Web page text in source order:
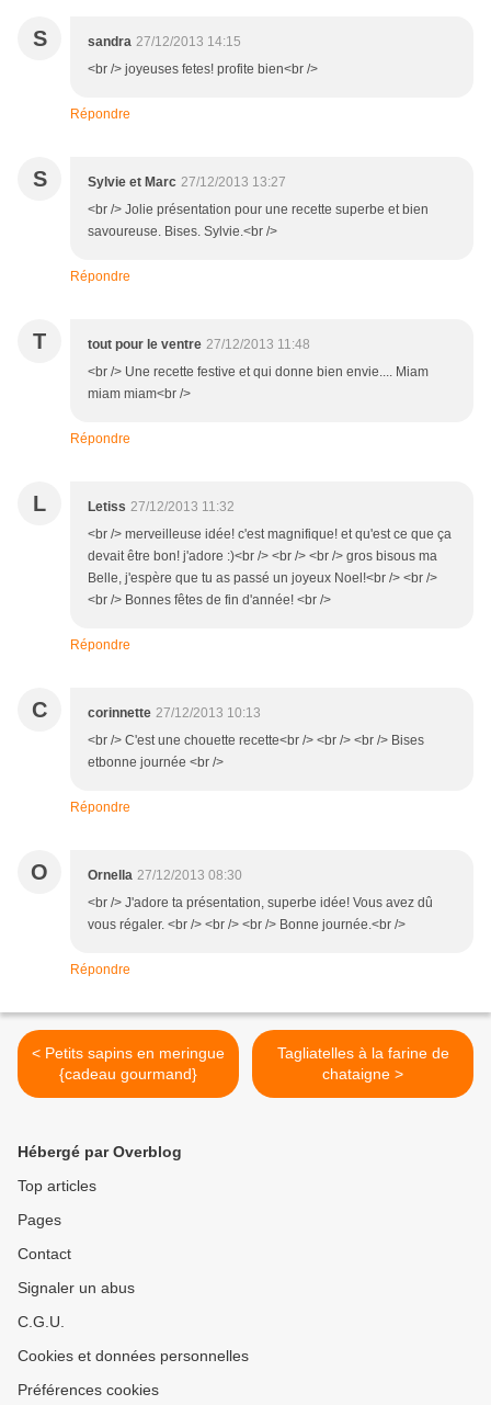
S sandra 27/12/2013 14:15
<br /> joyeuses fetes! profite bien<br />
Répondre
S Sylvie et Marc 27/12/2013 13:27
<br /> Jolie présentation pour une recette superbe et bien
savoureuse. Bises. Sylvie.<br />
Répondre
T tout pour le ventre 27/12/2013 11:48
<br /> Une recette festive et qui donne bien envie.... Miam
miam miam<br />
Répondre
L Letiss 27/12/2013 11:32
<br /> merveilleuse idée! c'est magnifique! et qu'est ce que ça
devait être bon! j'adore :)<br /> <br /> <br /> gros bisous ma
Belle, j'espère que tu as passé un joyeux Noel!<br /> <br />
<br /> Bonnes fêtes de fin d'année! <br />
Répondre
C corinnette 27/12/2013 10:13
<br /> C'est une chouette recette<br /> <br /> <br /> Bises
etbonne journée <br />
Répondre
O Ornella 27/12/2013 08:30
<br /> J'adore ta présentation, superbe idée! Vous avez dû
vous régaler. <br /> <br /> <br /> Bonne journée.<br />
Répondre
< Petits sapins en meringue
{cadeau gourmand}
Tagliatelles à la farine de
chataigne >
Hébergé par Overblog
Top articles
Pages
Contact
Signaler un abus
C.G.U.
Cookies et données personnelles
Préférences cookies